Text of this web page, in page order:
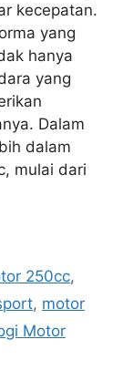
kecepatan.
yang
hanya
yang
Dalam
dalam
mulai dari
250cc,
, motor
Motor